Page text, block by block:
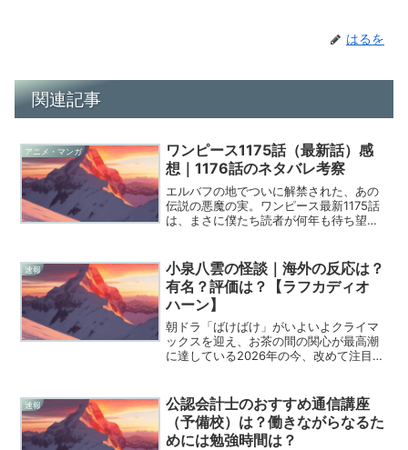
はるを
関連記事
アニメ・マンガ
ワンピース1175話（最新話）感
想｜1176話のネタバレ考察
エルバフの地でついに解禁された、あの
伝説の悪魔の実。ワンピース最新1175話
は、まさに僕たち読者が何年も待ち望ん
ね。物語は急加速し、謎に包まれていた
ロキの正体と、世界政...
速報
小泉八雲の怪談｜海外の反応は？
有名？評価は？【ラフカディオ
ハーン】
朝ドラ「ばけばけ」がいよいよクライマ
ックスを迎え、お茶の間の関心が最高潮
に達している2026年の今、改めて注目さ
とトキさんが二人三脚で作り上げたあの
一冊が、実際にどのよ...
速報
公認会計士のおすすめ通信講座
（予備校）は？働きながらなるた
めには勉強時間は？